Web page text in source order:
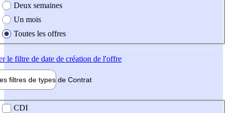
Deux semaines
Un mois
Toutes les offres
le filtre de date de création de l'offre
filtres de types de Contrat
contrat
CDI